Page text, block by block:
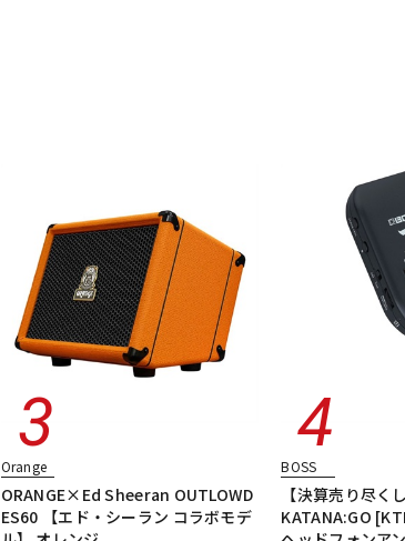
Orange
ORANGE×Ed Sheeran OUTLOWD
ES60 【エド・シーラン コラボモデ
BOSS
【決算売り尽く
KATANA:GO